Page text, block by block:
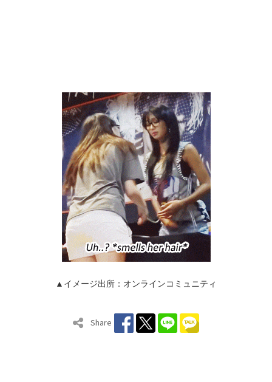
▲イメージ出所：オンラインコミュニティ
Share